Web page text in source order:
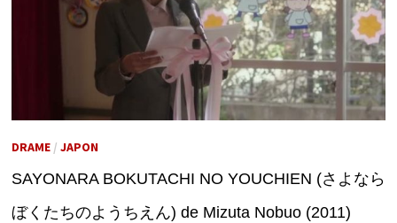
DRAME/ JAPON
SAYONARA BOKUTACHI NO YOUCHIEN (さよなら
ぼくたちのようちえん) de Mizuta Nobuo (2011)